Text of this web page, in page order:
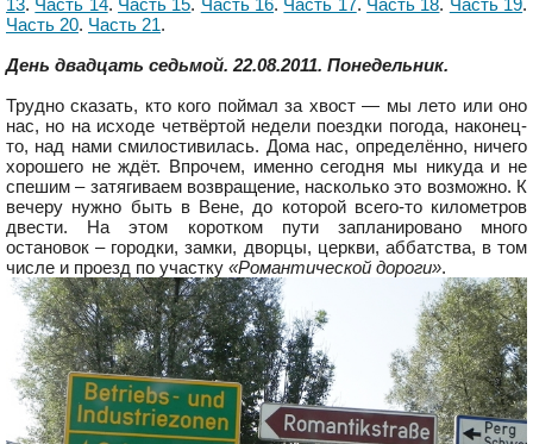
Часть 20. Часть 21.
День двадцать седьмой. 22.08.2011. Понедельник.
Трудно сказать, кто кого поймал за хвост — мы лето или оно
нас, но на исходе четвёртой недели поездки погода, наконец-
то, над нами смилостивилась. Дома нас, определённо, ничего
хорошего не ждёт. Впрочем, именно сегодня мы никуда и не
спешим – затягиваем возвращение, насколько это возможно. К
вечеру нужно быть в Вене, до которой всего-то километров
двести. На этом коротком пути запланировано много
остановок – городки, замки, дворцы, церкви, аббатства, в том
числе и проезд по участку «Романтической дороги».